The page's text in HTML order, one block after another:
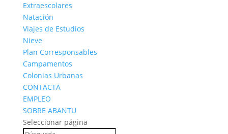
Extraescolares
Natación
Viajes de Estudios
Nieve
Plan Corresponsables
Campamentos
Colonias Urbanas
CONTACTA
EMPLEO
SOBRE ABANTU
Seleccionar página